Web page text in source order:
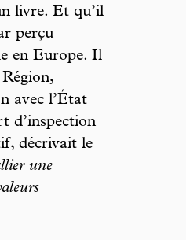
livre. Et qu’il
perçu
en Europe. Il
avec l’État
d’inspection
décrivait le
une